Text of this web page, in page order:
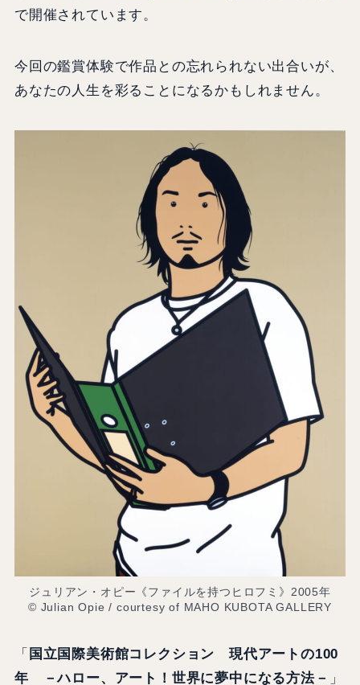
で開催されています。
今回の鑑賞体験で作品との忘れられない出合いが、
あなたの人生を彩ることになるかもしれません。
ジュリアン・オピー《ファイルを持つヒロフミ》2005年
© Julian Opie / courtesy of MAHO KUBOTA GALLERY
「 国立国際美術館コレクション 現代アートの100
年 －ハロー、アート！世界に夢中になる方法－ 」